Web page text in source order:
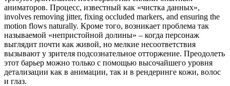
аниматоров. Процесс, известный как «чистка данных»,
involves removing jitter, fixing occluded markers, and ensuring the
motion flows naturally. Кроме того, возникает проблема так
называемой «непристойной долины» – когда персонаж
выглядит почти как живой, но мелкие несоответствия
вызывают у зрителя подсознательное отторжение. Преодолеть
этот барьер можно только с помощью высочайшего уровня
детализации как в анимации, так и в рендеринге кожи, волос
и глаз.